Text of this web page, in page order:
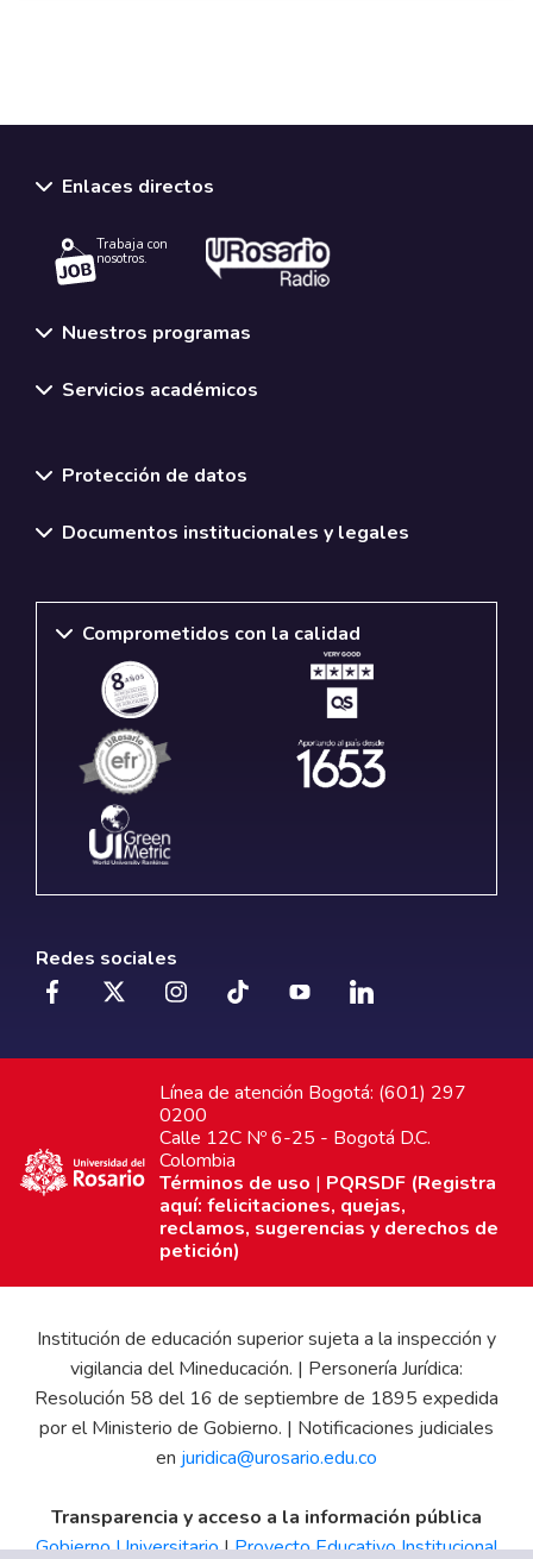
Enlaces directos
Trabaja con
nosotros.
Nuestros programas
Servicios académicos
Protección de datos
Documentos institucionales y legales
Comprometidos con la calidad
Redes sociales
Línea de atención Bogotá: (601) 297
0200
Calle 12C Nº 6-25 - Bogotá D.C.
Colombia
Términos de uso | PQRSDF (Registra
aquí: felicitaciones, quejas,
reclamos, sugerencias y derechos de
petición)
Institución de educación superior sujeta a la inspección y
vigilancia del Mineducación. | Personería Jurídica:
Resolución 58 del 16 de septiembre de 1895 expedida
por el Ministerio de Gobierno. | Notificaciones judiciales
en juridica@urosario.edu.co
Transparencia y acceso a la información pública
Gobierno Universitario|Proyecto Educativo Institucional